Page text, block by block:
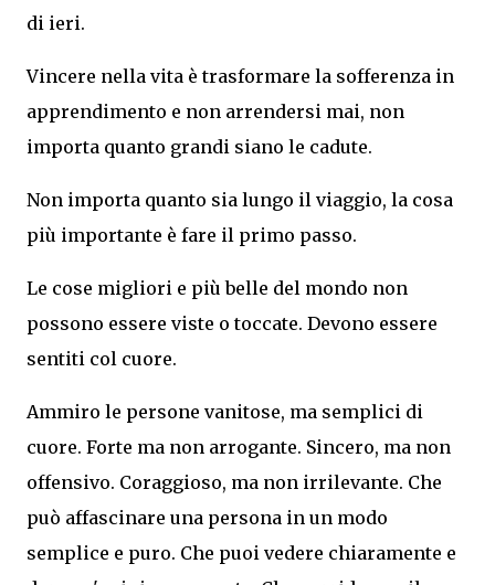
di ieri.
Vincere nella vita è trasformare la sofferenza in
apprendimento e non arrendersi mai, non
importa quanto grandi siano le cadute.
Non importa quanto sia lungo il viaggio, la cosa
più importante è fare il primo passo.
Le cose migliori e più belle del mondo non
possono essere viste o toccate. Devono essere
sentiti col cuore.
Ammiro le persone vanitose, ma semplici di
cuore. Forte ma non arrogante. Sincero, ma non
offensivo. Coraggioso, ma non irrilevante. Che
può affascinare una persona in un modo
semplice e puro. Che puoi vedere chiaramente e